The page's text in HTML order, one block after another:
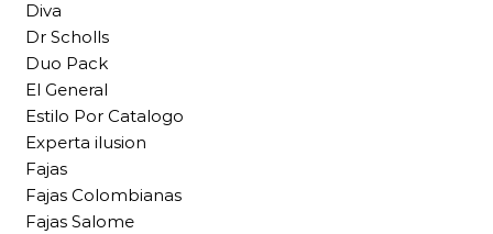
Diva
Dr Scholls
Duo Pack
El General
Estilo Por Catalogo
Experta ilusion
Fajas
Fajas Colombianas
Fajas Salome